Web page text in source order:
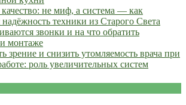
не миф, а система — как
техники из Старого Света
звонки и на что обратить
монтаже
зрение и снизить утомляемость врача при
роль увеличительных систем